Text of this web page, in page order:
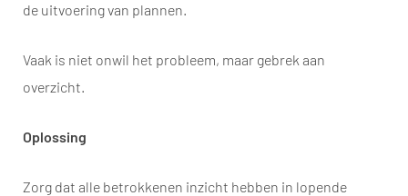
de uitvoering van plannen.
Vaak is niet onwil het probleem, maar gebrek aan
overzicht.
Oplossing
Zorg dat alle betrokkenen inzicht hebben in lopende